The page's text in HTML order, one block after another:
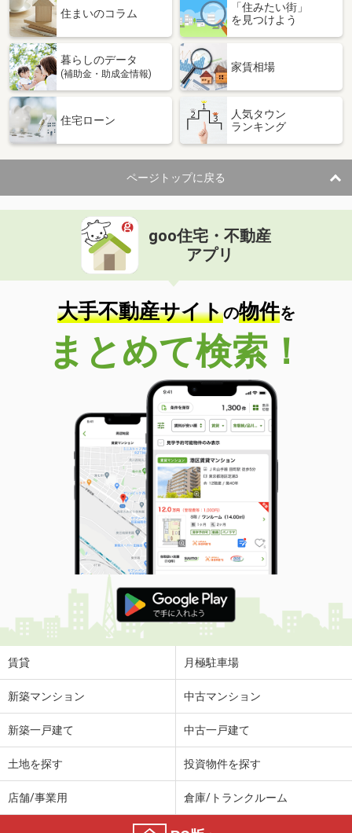
住まいのコラム
「住みたい街」
を見つけよう
暮らしのデータ
(補助金・助成金情報)
家賃相場
住宅ローン
人気タウン
ランキング
ページトップに戻る
goo住宅・不動産
アプリ
大手不動産サイトの物件を
まとめて検索！
賃貸 月極駐車場
新築マンション 中古マンション
新築一戸建て 中古一戸建て
土地を探す 投資物件を探す
店舗/事業用 倉庫/トランクルーム